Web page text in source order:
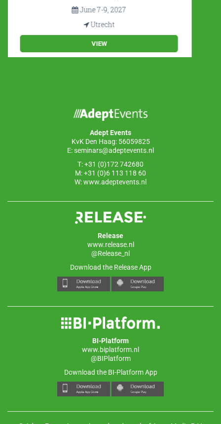
Only available as In-house
At your office
VIEW
Adept Events
KvK Den Haag: 56059825
E:seminars@adeptevents.nl
T: +31 (0)172 742680
M: +31 (0)6 113 118 60
W:www.adeptevents.nl
Release
www.release.nl
@Release_nl
Download the Release App
BI-Platform
www.biplatform.nl
@BIPlatform
Download the BI-Platform App